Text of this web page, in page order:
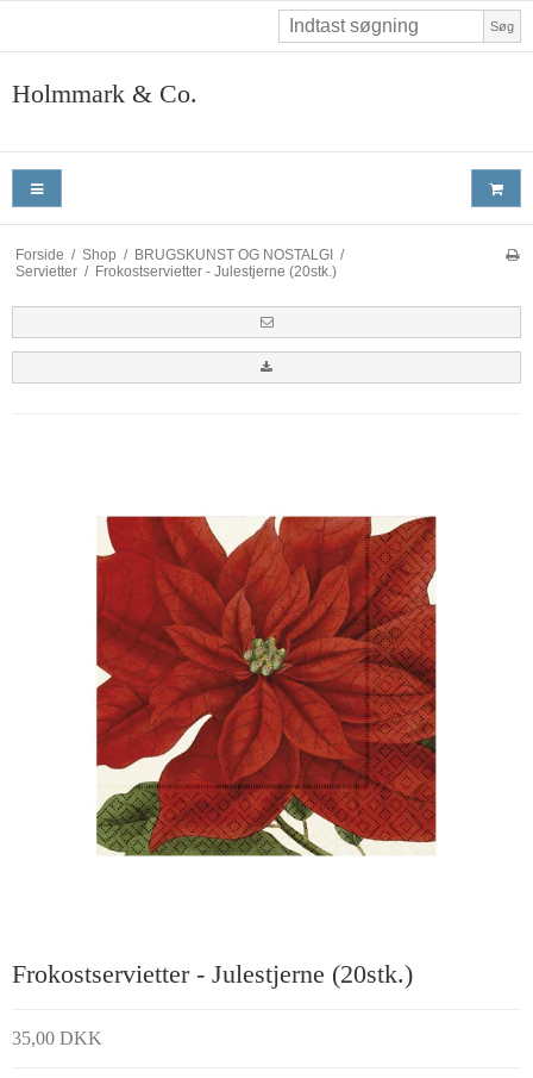
Søg
Holmmark & Co.
Forside / Shop / BRUGSKUNST OG NOSTALGI /
Servietter / Frokostservietter - Julestjerne (20stk.)
Frokostservietter - Julestjerne (20stk.)
35,00 DKK